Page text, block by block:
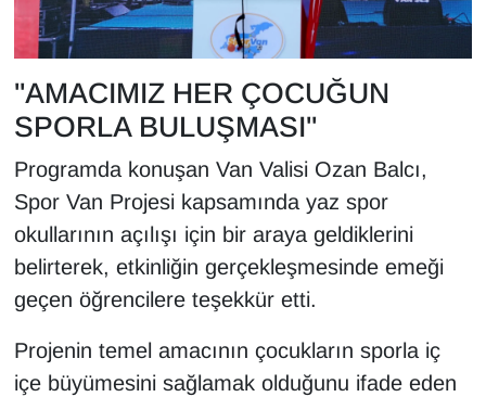
"AMACIMIZ HER ÇOCUĞUN
SPORLA BULUŞMASI"
Programda konuşan Van Valisi Ozan Balcı,
Spor Van Projesi kapsamında yaz spor
okullarının açılışı için bir araya geldiklerini
belirterek, etkinliğin gerçekleşmesinde emeği
geçen öğrencilere teşekkür etti.
Projenin temel amacının çocukların sporla iç
içe büyümesini sağlamak olduğunu ifade eden
RÖPORTAJ
SAĞLIK
Seri İlan
Sinema - TV
SİYASET
SPOR
TEBRİK